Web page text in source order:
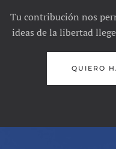
Tu contribución nos
ideas de la libertad
QUIERO